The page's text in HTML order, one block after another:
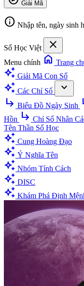
Giải Mã
info Nhập tên, ngày sinh
Số Học Việt close
Menu chính home Trang
auto_awesome Giải Mã Con Số
auto_awesome Các Chỉ Số
expand_more
subdirectory_arrow_right Biểu Đồ Ngày Sinh
Hồn subdirectory_arrow_right Chỉ Số Nhân
Tên Thần Số Học
auto_awesome Cung Hoàng Đạo
auto_awesome Ý Nghĩa Tên
auto_awesome Nhóm Tính Cách
auto_awesome DISC
auto_awesome Khám Phá Định